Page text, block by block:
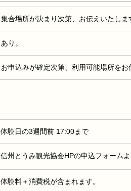
集合場所が決まり次第、お伝えいたしま
あり。
お申込みが確定次第、利用可能場所をお
体験日の3週間前 17:00まで
信州とうみ観光協会HPの申込フォームよ
体験料＋消費税が含まれます。